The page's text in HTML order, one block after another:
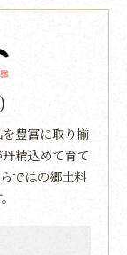
豊富に取り揃
精込めて育て
ではの郷土料